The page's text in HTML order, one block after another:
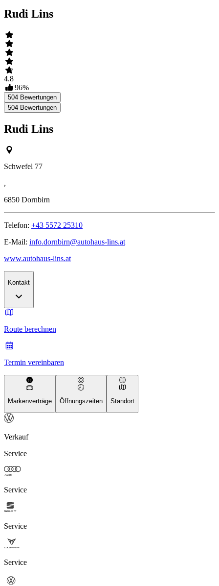
Rudi Lins
4.8
96%
504 Bewertungen
504 Bewertungen
Rudi Lins
Schwefel 77
,
6850 Dornbirn
Telefon: +43 5572 25310
E-Mail: info.dornbirn@autohaus-lins.at
www.autohaus-lins.at
Kontakt
Route berechnen
Termin vereinbaren
Markenverträge Öffnungszeiten Standort
Verkauf
Service
Service
Service
Service